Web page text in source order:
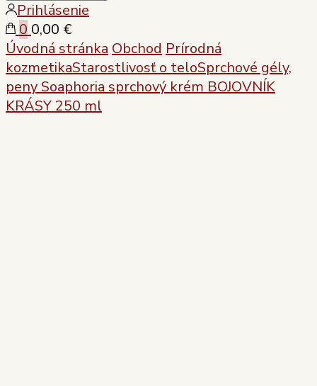
Prihlásenie
0 0,00 €
Úvodná stránka Obchod Prírodná
kozmetikaStarostlivosť o teloSprchové gély,
penySoaphoria sprchový krém BOJOVNÍK
KRÁSY 250 ml